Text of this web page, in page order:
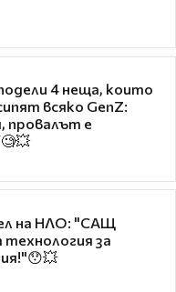
4 неща, които
всяко GenZ:
провалът е
на НЛО: "САЩ
за